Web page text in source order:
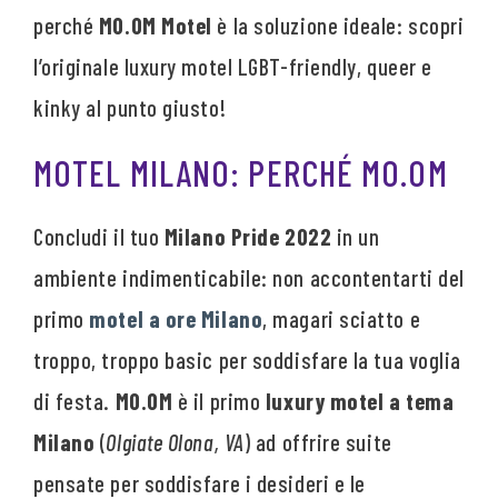
perché MO.OM Motel è la soluzione ideale: scopri
l’originale luxury motel LGBT-friendly, queer e
kinky al punto giusto!
MOTEL MILANO: PERCHÉ MO.OM
Concludi il tuo Milano Pride 2022 in un
ambiente indimenticabile: non accontentarti del
primo motel a ore Milano, magari sciatto e
troppo, troppo basic per soddisfare la tua voglia
di festa. MO.OM è il primo luxury motel a tema
Milano (Olgiate Olona, VA) ad offrire suite
pensate per soddisfare i desideri e le